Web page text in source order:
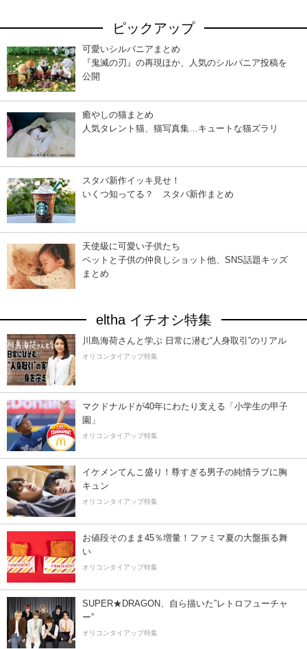
ピックアップ
可愛いシルバニアまとめ
『鬼滅の刃』の再現ほか、人気のシルバニア投稿を
公開
癒やしの猫まとめ
人気タレント猫、猫写真集…キュートな猫ズラリ
スタバ新作イッキ見せ！
いくつ知ってる？ スタバ新作まとめ
天使級に可愛い子供たち
ペットと子供の仲良しショット他、SNS話題キッズ
まとめ
eltha イチオシ特集
川島海荷さんと学ぶ 日常に潜む“人身取引”のリアル
オリコンタイアップ特集
マクドナルドが40年にわたり支える「小学生の甲子
園」
オリコンタイアップ特集
イケメンてんこ盛り！尊すぎる男子の純情ラブに胸
キュン
オリコンタイアップ特集
お値段そのまま45％増量！ファミマ夏の大盤振る舞
い
オリコンタイアップ特集
SUPER★DRAGON、自ら描いた”レトロフューチャ
ー”
オリコンタイアップ特集